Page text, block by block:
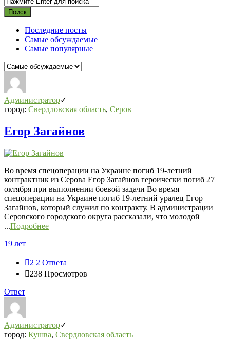
Последние посты
Самые обсуждаемые
Самые популярные
СВО
Списки
погибших
2026,
Новости
СВО
Последний
Посты
Администратор
город: Свердловская область, Серов
Егор Загайнов
Во время спецоперации на Украине погиб 19-летний
контрактник из Серова Егор Загайнов героически погиб 27
октября при выполнении боевой задачи Во время
спецоперации на Украине погиб 19-летний уралец Егор
Загайнов, который служил по контракту. В администрации
Серовского городского округа рассказали, что молодой
...Подробнее
19 лет
2 2 Ответа
238 Просмотров
Ответ
Администратор
город: Кушва, Свердловская область